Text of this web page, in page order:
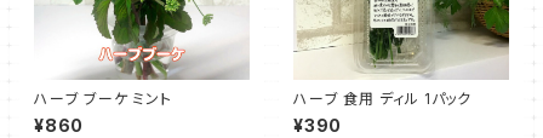
ハーブ ブーケ ミント
¥860
ハーブ 食用 ディル 1パック
¥390